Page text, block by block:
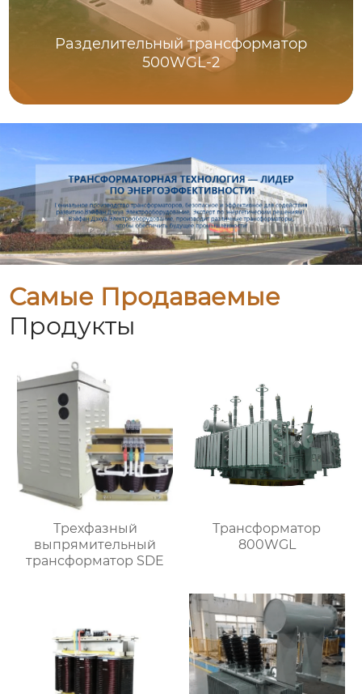
Разделительный трансформатор
500WGL-2
Самые Продаваемые
Продукты
Трехфазный
выпрямительный
трансформатор SDE
Трансформатор
800WGL